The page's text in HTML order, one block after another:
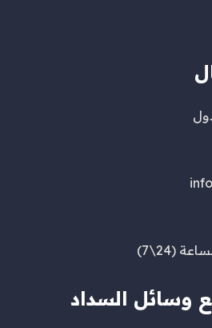
(24\7)
وسائل السداد